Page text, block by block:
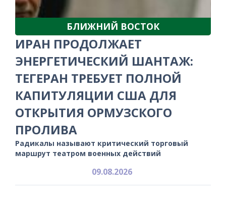
БЛИЖНИЙ ВОСТОК
ИРАН ПРОДОЛЖАЕТ
ЭНЕРГЕТИЧЕСКИЙ ШАНТАЖ:
ТЕГЕРАН ТРЕБУЕТ ПОЛНОЙ
КАПИТУЛЯЦИИ США ДЛЯ
ОТКРЫТИЯ ОРМУЗСКОГО
ПРОЛИВА
Радикалы называют критический торговый
маршрут театром военных действий
09.08.2026